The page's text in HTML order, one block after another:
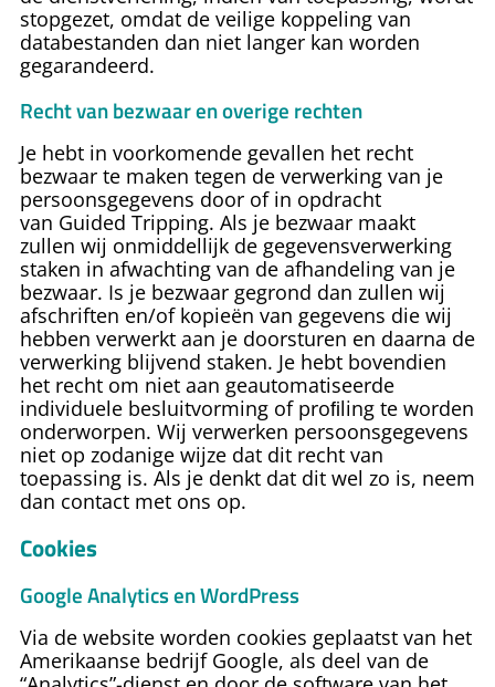
stopgezet, omdat de veilige koppeling van
databestanden dan niet langer kan worden
gegarandeerd.
Recht van bezwaar en overige rechten
Je hebt in voorkomende gevallen het recht
bezwaar te maken tegen de verwerking van je
persoonsgegevens door of in opdracht
van Guided Tripping. Als je bezwaar maakt
zullen wij onmiddellijk de gegevensverwerking
staken in afwachting van de afhandeling van je
bezwaar. Is je bezwaar gegrond dan zullen wij
afschriften en/of kopieën van gegevens die wij
hebben verwerkt aan je doorsturen en daarna de
verwerking blijvend staken. Je hebt bovendien
het recht om niet aan geautomatiseerde
individuele besluitvorming of proﬁling te worden
onderworpen. Wij verwerken persoonsgegevens
niet op zodanige wijze dat dit recht van
toepassing is. Als je denkt dat dit wel zo is, neem
dan contact met ons op.
Cookies
Google Analytics en WordPress
Via de website worden cookies geplaatst van het
Amerikaanse bedrijf Google, als deel van de